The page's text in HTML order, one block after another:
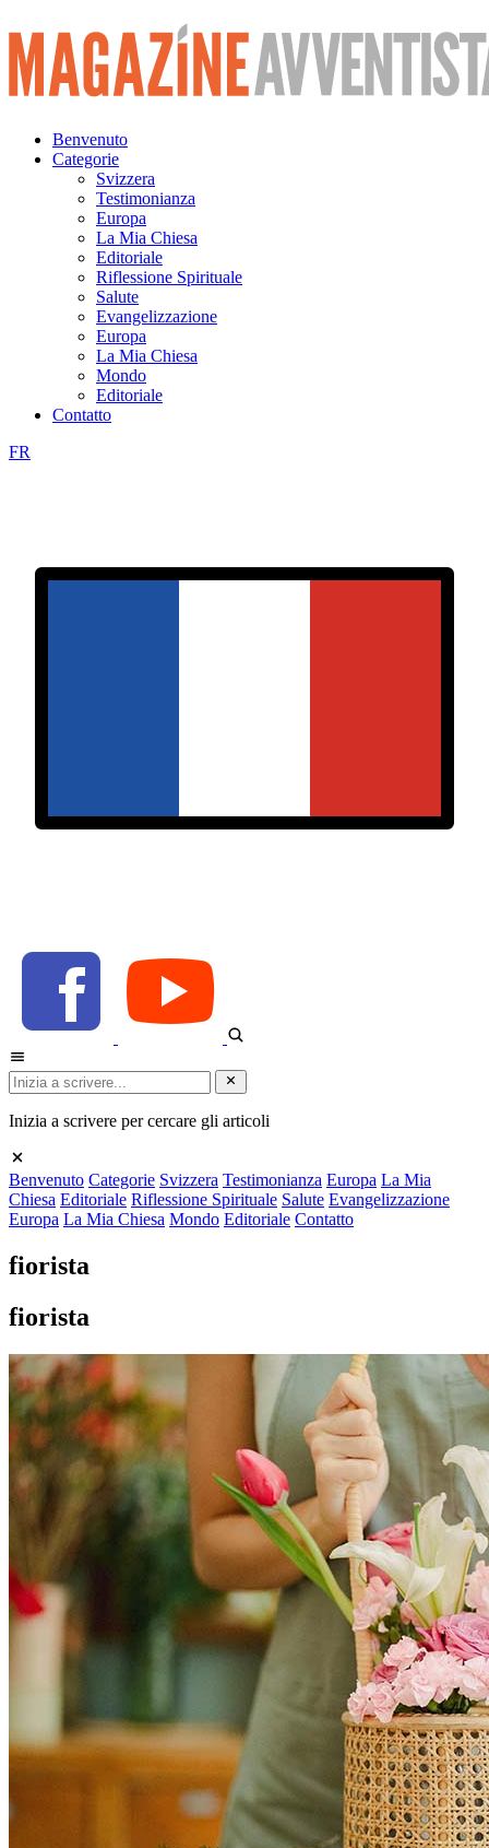
Vai
al
contenuto
Benvenuto
Categorie
Svizzera
Testimonianza
Europa
La Mia Chiesa
Editoriale
Riflessione Spirituale
Salute
Evangelizzazione
Europa
La Mia Chiesa
Mondo
Editoriale
Contatto
FR
Inizia a scrivere per cercare gli articoli
Benvenuto Categorie Svizzera Testimonianza Europa La Mia
Chiesa Editoriale Riflessione Spirituale Salute Evangelizzazione
Europa La Mia Chiesa Mondo Editoriale Contatto
fiorista
fiorista